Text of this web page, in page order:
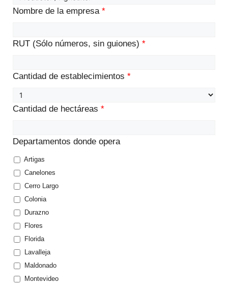
Nombre de la empresa *
RUT (Sólo números, sin guiones) *
Cantidad de establecimientos *
Cantidad de hectáreas *
Departamentos donde opera
Artigas
Canelones
Cerro Largo
Colonia
Durazno
Flores
Florida
Lavalleja
Maldonado
Montevideo